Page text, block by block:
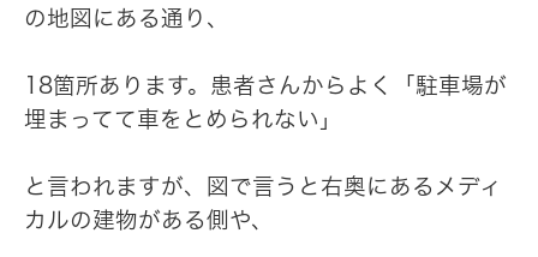
の地図にある通り、
18箇所あります。患者さんからよく「駐車場が
埋まってて車をとめられない」
と言われますが、図で言うと右奥にあるメディ
カルの建物がある側や、